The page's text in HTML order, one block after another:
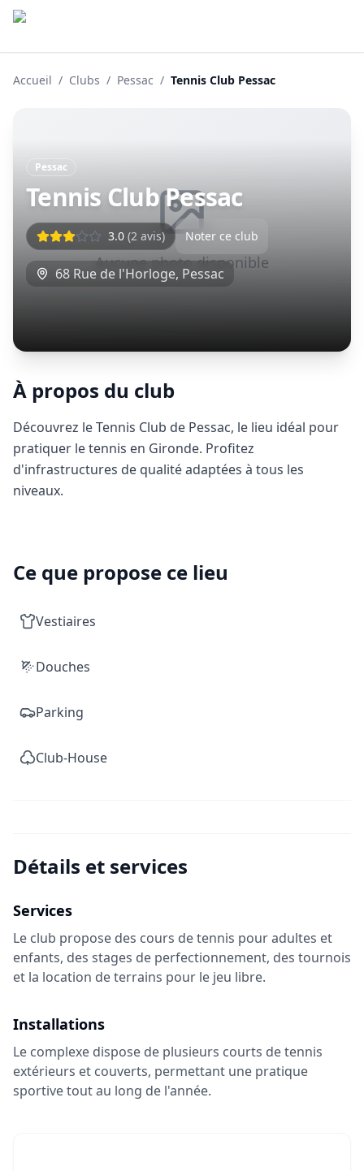
Accueil / Clubs / Pessac / Tennis Club Pessac
Aucune photo disponible
Pessac
Tennis Club Pessac
3.0 (2 avis) Noter ce club
68 Rue de l'Horloge, Pessac
À propos du club
Découvrez le Tennis Club de Pessac, le lieu idéal pour
pratiquer le tennis en Gironde. Profitez
d'infrastructures de qualité adaptées à tous les
niveaux.
Ce que propose ce lieu
Vestiaires
Douches
Parking
Club-House
Détails et services
Services
Le club propose des cours de tennis pour adultes et
enfants, des stages de perfectionnement, des tournois
et la location de terrains pour le jeu libre.
Installations
Le complexe dispose de plusieurs courts de tennis
extérieurs et couverts, permettant une pratique
sportive tout au long de l'année.